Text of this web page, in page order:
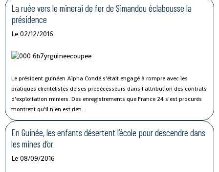
La ruée vers le minerai de fer de Simandou éclabousse la
présidence
Le 02/12/2016
Le président guinéen Alpha Condé s'était engagé à rompre avec les
pratiques clientélistes de ses prédécesseurs dans l'attribution des contrats
d'exploitation miniers. Des enregistrements que France 24 s'est procurés
montrent qu'il n'en est rien.
En Guinée, les enfants désertent l’école pour descendre dans
les mines d’or
Le 08/09/2016